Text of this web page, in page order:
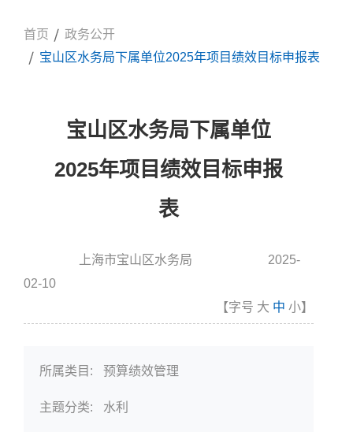
首页
政务公开
宝山区水务局下属单位2025年项目绩效目标申报表
宝山区水务局下属单位
2025年项目绩效目标申报
表
上海市宝山区水务局
2025-
02-10
【字号 大 中 小】
所属类目: 预算绩效管理
主题分类: 水利